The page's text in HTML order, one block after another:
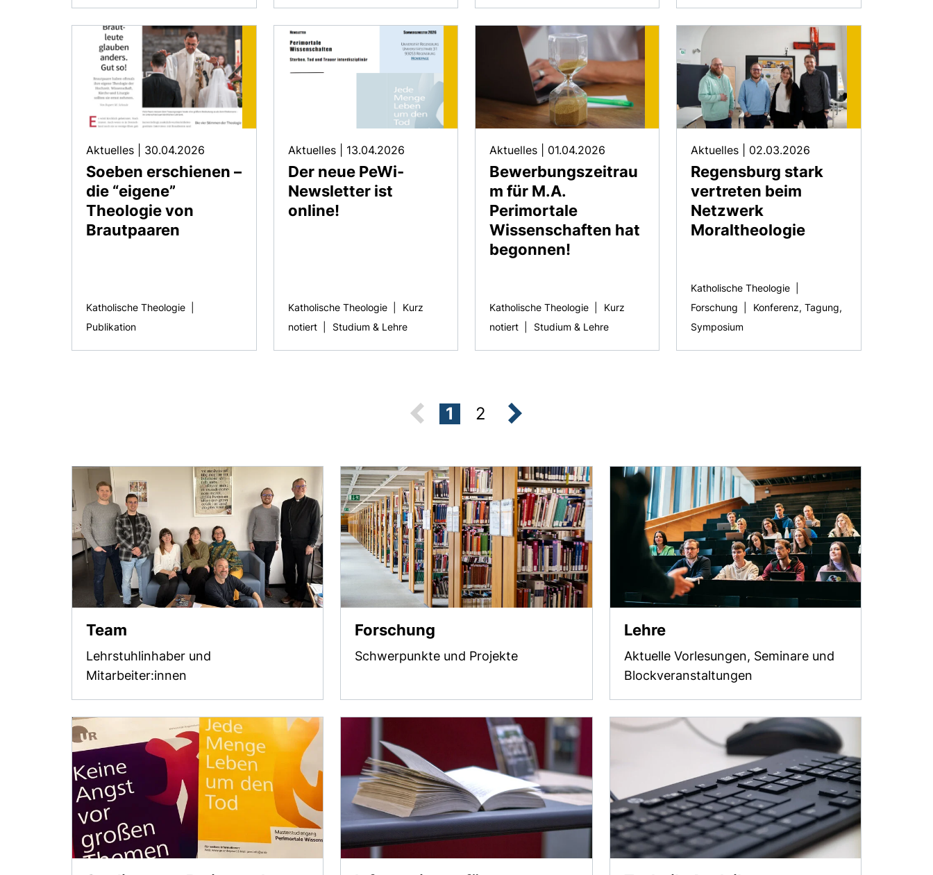
Soeben erschienen –
die “eigene”
Theologie von
Brautpaaren
Aktuelles 30.04.2026
Katholische Theologie
Publikation
Der neue PeWi-
Newsletter ist
online!
Aktuelles 13.04.2026
Katholische Theologie
Kurz
notiert
Studium & Lehre
Bewerbungszeitrau
m für M.A.
Perimortale
Wissenschaften hat
begonnen!
Aktuelles 01.04.2026
Katholische Theologie
Kurz
notiert
Studium & Lehre
Regensburg stark
vertreten beim
Netzwerk
Moraltheologie
Aktuelles 02.03.2026
Katholische Theologie
Forschung
Konferenz, Tagung,
Symposium
Seite:
1 Seite:
2
Team
Lehrstuhlinhaber und
Mitarbeiter:innen
Forschung
Schwerpunkte und Projekte
Lehre
Aktuelle Vorlesungen, Seminare und
Blockveranstaltungen